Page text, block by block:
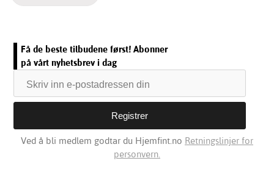
Få de beste tilbudene først! Abonner
på vårt nyhetsbrev i dag
Ved å bli medlem godtar du Hjemfint.no Retningslinjer for
personvern.